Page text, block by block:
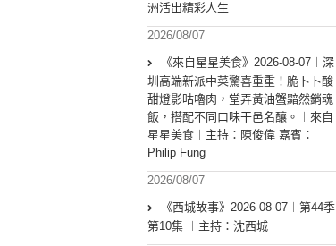
洲活出精彩人生
2026/08/07
《來自星星美食》2026-08-07︱深
圳高端新派中菜驚喜重重！脆卜卜酸
甜燈影咕嚕肉，堂弄黃油蟹黯然銷魂
飯，搭配不同口味干邑名釀。︱來自
星星美食︱主持：陳俊偉 嘉賓：
Philip Fung
2026/08/07
《西城故事》2026-08-07︱第44季
第10集 ︱主持：沈西城